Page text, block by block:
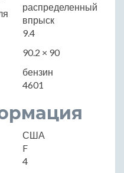
распределенный
впрыск
9.4
90.2 × 90
бензин
4601
США
F
4